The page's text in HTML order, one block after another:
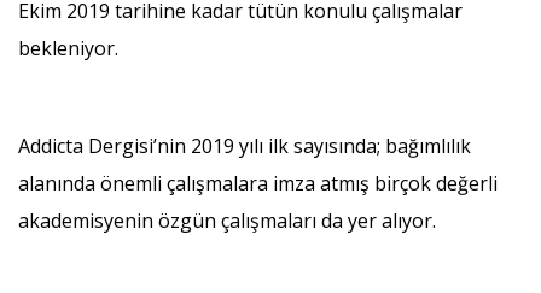
Ekim 2019 tarihine kadar tütün konulu çalışmalar
bekleniyor.
Addicta Dergisi’nin 2019 yılı ilk sayısında; bağımlılık
alanında önemli çalışmalara imza atmış birçok değerli
akademisyenin özgün çalışmaları da yer alıyor.